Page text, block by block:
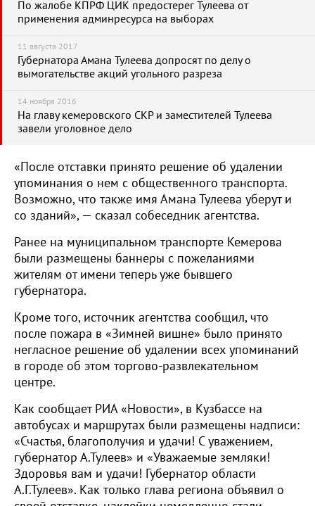
По жалобе КПРФ ЦИК предостерег Тулеева от
применения админресурса на выборах
11 августа 2017
Губернатора Амана Тулеева допросят по делу о
вымогательстве акций угольного разреза
14 ноября 2016
На главу кемеровского СКР и заместителей Тулеева
завели уголовное дело
«После отставки принято решение об удалении
упоминания о нем с общественного транспорта.
Возможно, что также имя Амана Тулеева уберут и
со зданий», — сказал собеседник агентства.
Ранее на муниципальном транспорте Кемерова
были размещены баннеры с пожеланиями
жителям от имени теперь уже бывшего
губернатора.
Кроме того, источник агентства сообщил, что
после пожара в «Зимней вишне» было принято
негласное решение об удалении всех упоминаний
в городе об этом торгово-развлекательном
центре.
Как сообщает РИА «Новости», в Кузбассе на
автобусах и маршрутах были размещены надписи:
«Счастья, благополучия и удачи! С уважением,
губернатор А.Тулеев» и «Уважаемые земляки!
Здоровья вам и удачи! Губернатор области
А.Г.Тулеев». Как только глава региона объявил о